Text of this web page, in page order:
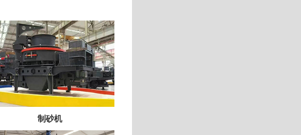
制砂机